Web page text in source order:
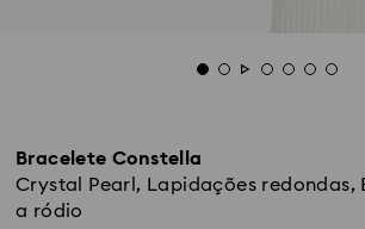
Bracelete Constella
Crystal Pearl, Lapidações redondas,
a ródio